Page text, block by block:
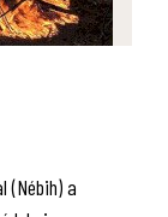
(Nébih) a